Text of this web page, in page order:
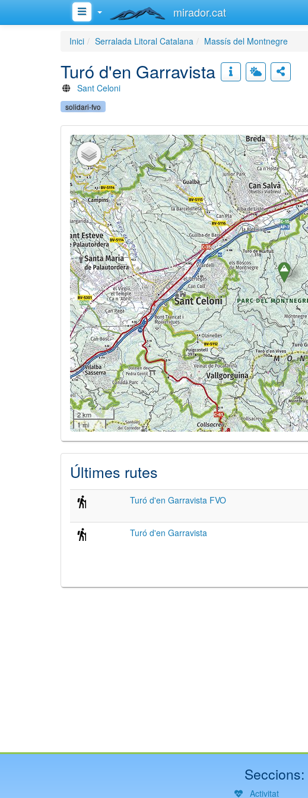
mirador.cat
Inici Serralada Litoral Catalana Massís del Montnegre
Turó d'en Garravista
Sant Celoni
solidari-fvo
2 km
1 mi
Últimes rutes
Turó d'en Garravista FVO
Turó d'en Garravista
Seccions:
Activitat